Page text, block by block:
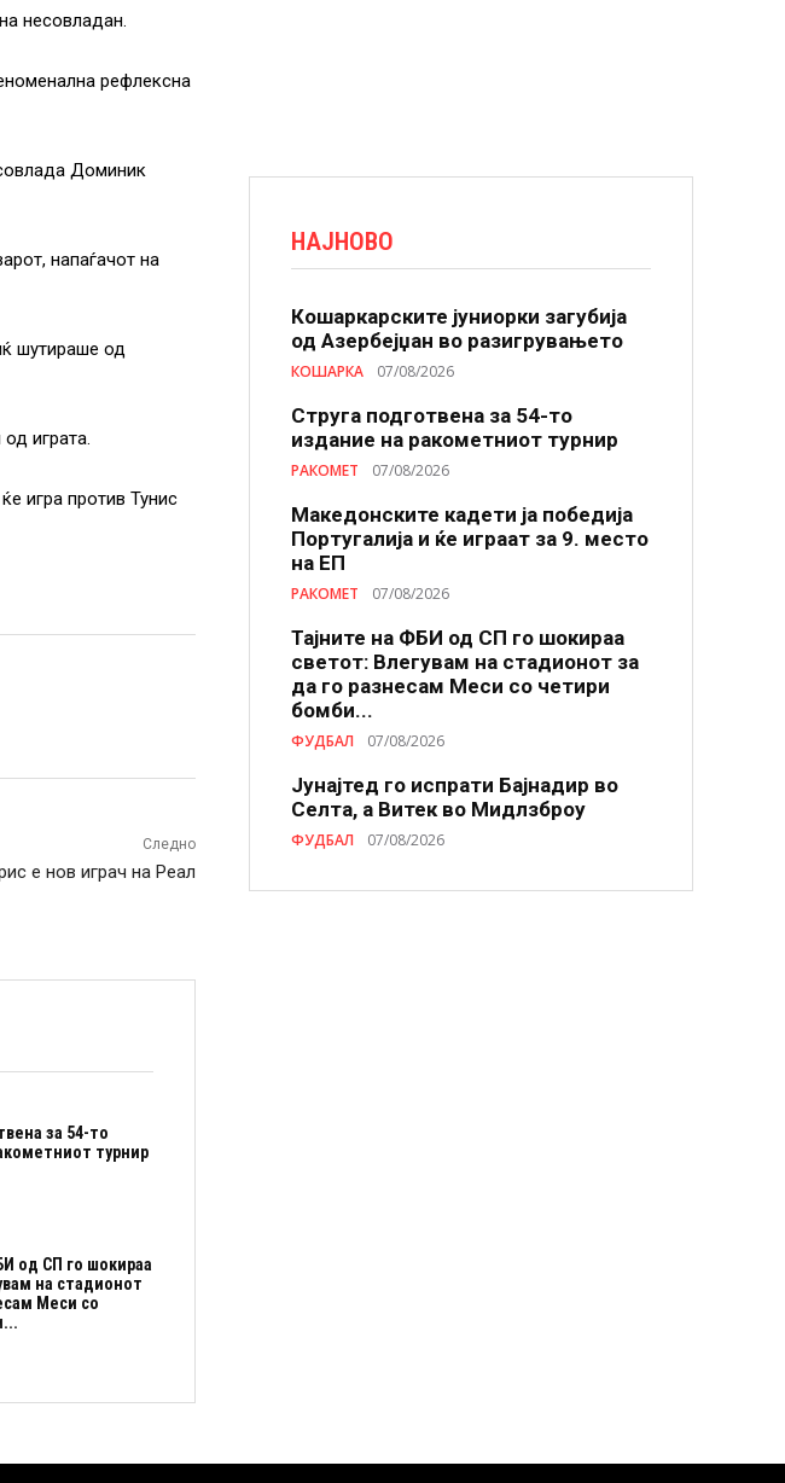
несовладан.
рефлексна
Доминик
напаѓачот на
шутираше од
играта.
игра против Тунис
Следно
е нов играч на Реал
за 54-то
турнир
од СП го шокираа
на стадионот
Меси со
НАЈНОВО
Кошаркарските јуниорки загубија
од Азербејџан во разигрувањето
КОШАРКА 07/08/2026
Струга подготвена за 54-то
издание на ракометниот турнир
РАКОМЕТ 07/08/2026
Македонските кадети ја победија
Португалија и ќе играат за 9. место
на ЕП
РАКОМЕТ 07/08/2026
Тајните на ФБИ од СП го шокираа
светот: Влегувам на стадионот за
да го разнесам Меси со четири
бомби...
ФУДБАЛ 07/08/2026
Јунајтед го испрати Бајнадир во
Селта, а Витек во Мидлзброу
ФУДБАЛ 07/08/2026